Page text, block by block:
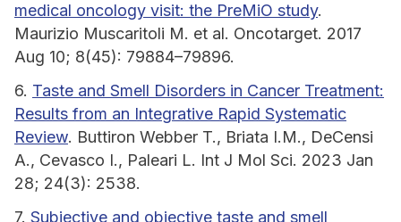
medical oncology visit: the PreMiO study.
Maurizio Muscaritoli M. et al. Oncotarget. 2017
Aug 10; 8(45): 79884–79896.
6. Taste and Smell Disorders in Cancer Treatment:
Results from an Integrative Rapid Systematic
Review. Buttiron Webber T., Briata I.M., DeCensi
A., Cevasco I., Paleari L. Int J Mol Sci. 2023 Jan
28; 24(3): 2538.
7. Subjective and objective taste and smell